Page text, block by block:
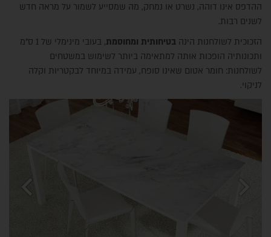
ההדפס אינו דוהה, נשרט או נמחק, מה שמסייע לשמור על מראה חדש
לשנים רבות.
הזכוכית לשולחנות הינה בטיחותית ומחוסמת
, בעובי מינימלי של 1 ס"מ
ותכונותיה הופכות אותה למתאימה ביותר לשימוש במשטחים
לשולחנות: חומר אטום שאינו סופח, עמידה במיוחד לבקטריות וקלה
לניקוי.
chevron_left